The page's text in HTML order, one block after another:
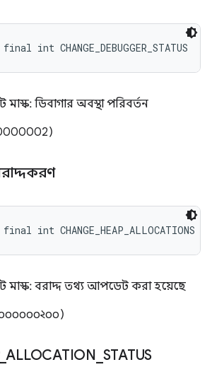
int CHANGE_DEBUGGER_STATUS
মাস্ক: ডিবাগার অবস্থা পরিবর্তন
int CHANGE_HEAP_ALLOCATIONS
মাস্ক: বরাদ্দ তথ্য আপডেট করা হয়েছে
ALLOCATION STATUS